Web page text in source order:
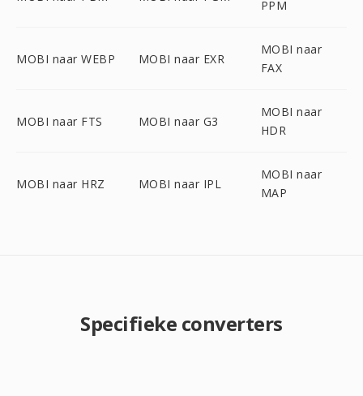
PPM
MOBI naar WEBP MOBI naar EXR
MOBI naar
FAX
MOBI naar FTS MOBI naar G3
MOBI naar
HDR
MOBI naar HRZ MOBI naar IPL
MOBI naar
MAP
Specifieke converters